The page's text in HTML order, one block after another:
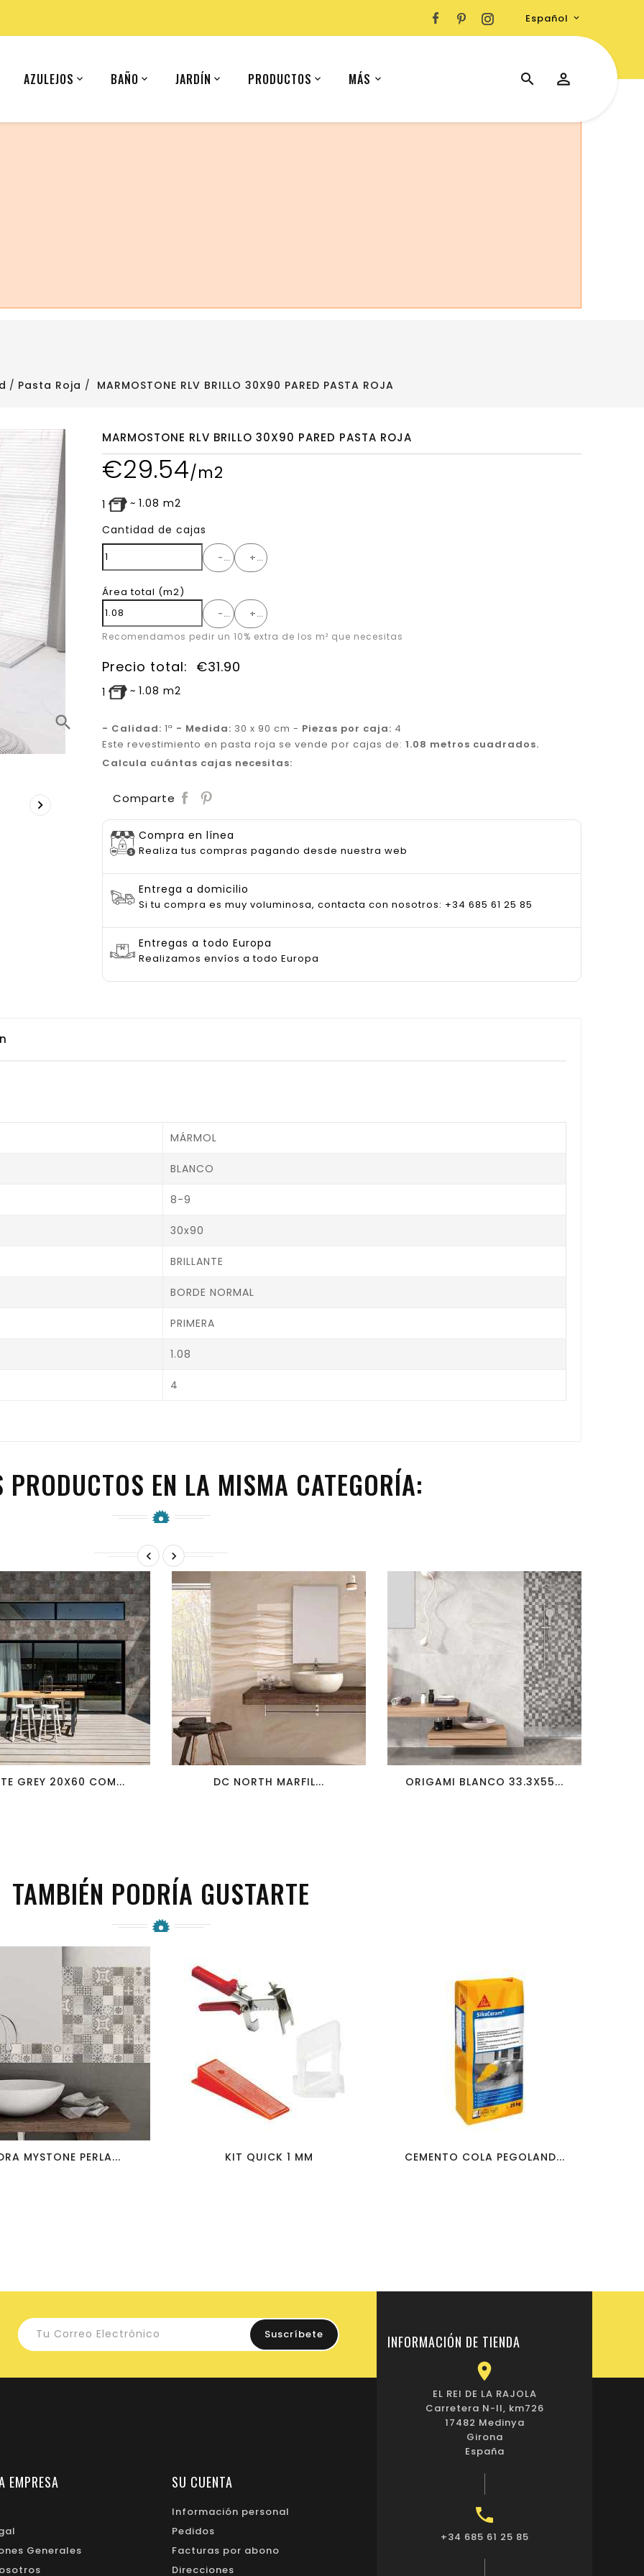
Español 
AZULEJOS BAÑO JARDÍN PRODUCTOS MÁS
States).
Pasta Roja MARMOSTONE RLV BRILLO 30X90 PARED PASTA ROJA
search

MARMOSTONE RLV BRILLO 30X90 PARED PASTA ROJA
€29.54/m2
1 ~ 1.08 m2
Cantidad de cajas
- +
Área total (m2)
-
+
Recomendamos pedir un 10% extra de los m² que necesitas
Precio total: €31.90
1 ~ 1.08 m2
- Calidad: 1ª - Medida: 30 x 90 cm - Piezas por caja: 4
Este revestimiento en pasta roja se vende por cajas de: 1.08 metros cuadrados.
Calcula cuántas cajas necesitas:
Comparte
Compra en línea
Realiza tus compras pagando desde nuestra web
Entrega a domicilio
Si tu compra es muy voluminosa, contacta con nosotros: +34 685 61 25 85
Entregas a todo Europa
Realizamos envíos a todo Europa
MÁRMOL
BLANCO
8-9
30x90
BRILLANTE
BORDE NORMAL
PRIMERA
1.08
4
EN LA MISMA CATEGORÍA:
 
favorite_border visibility
GREY 20X60 COM... DC NORTH MARFIL...
favorite_border visibility
ORIGAMI BLANCO 33.3X55...
TAMBIÉN PODRÍA GUSTARTE
favorite_border visibility
MYSTONE PERLA...
favorite_border visibility
KIT QUICK 1 MM
favorite_border visibility
CEMENTO COLA PEGOLAND...
EMPRESA
Generales
SU CUENTA
Información personal
Pedidos
Facturas por abono
Direcciones
INFORMACIÓN DE TIENDA

EL REI DE LA RAJOLA
Carretera N-II, km726
17482 Medinya
Girona
España

+34 685 61 25 85